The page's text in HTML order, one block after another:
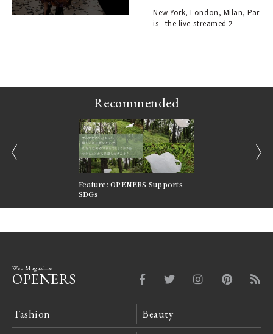
New York, London, Milan, Par
is—the live-streamed 2
Recommended
Feature: OPENERS Supports
SDGs
Web Magazine
OPENERS
Fashion Beauty